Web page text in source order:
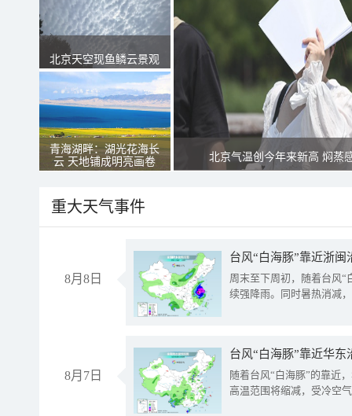
北京天空现鱼鳞云景观
青海湖畔：湖光花海长
云 天地铺成明亮画卷
北京气温创今年来新高 焖蒸
重大天气事件
8月8日
台风“白海豚”靠近浙
周末至下周初，随着台风“
续强降雨。同时暑热消减
8月7日
台风“白海豚”靠近华
随着台风“白海豚”的靠近
高温范围将缩减，受冷空